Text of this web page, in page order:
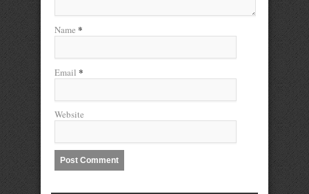
Name *
Email *
Website